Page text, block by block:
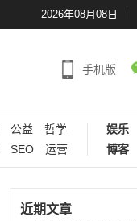
2026年08月08日
手机版
公益
哲学
SEO 运营
娱乐
博客
近期文章